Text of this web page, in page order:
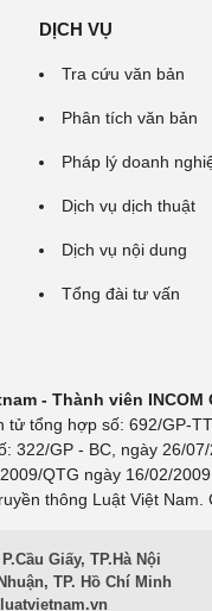
DỊCH VỤ
Tra cứu văn bản
Phân tích văn bản
Pháp lý doanh
Dịch vụ dịch thuật
Dịch vụ nội dung
Tổng đài tư vấn
- Thành viên INCOM
tử tổng hợp số: 692/GP-
322/GP - BC, ngày 26/
QTG ngày 16/02/
thông Luật Việt
Giấy, TP.Hà Nội
TP. Hồ Chí Minh